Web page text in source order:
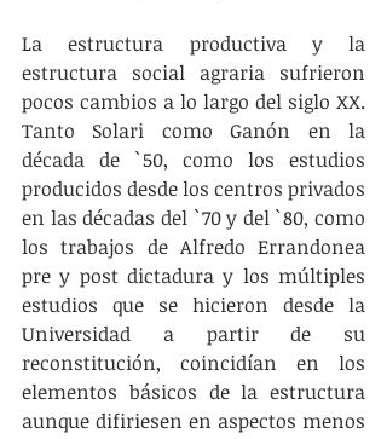
La estructura productiva y la
estructura social agraria sufrieron
pocos cambios a lo largo del siglo XX.
Tanto Solari como Ganón en la
década de `50, como los estudios
producidos desde los centros privados
en las décadas del `70 y del `80, como
los trabajos de Alfredo Errandonea
pre y post dictadura y los múltiples
estudios que se hicieron desde la
Universidad a partir de su
reconstitución, coincidían en los
elementos básicos de la estructura
aunque difiriesen en aspectos menos